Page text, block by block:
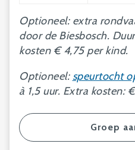
Optioneel: extra
door de Biesbosch.
kosten € 4,75 per kind.
Optioneel:speurtocht
à 1,5 uur. Extra kosten:
Groep